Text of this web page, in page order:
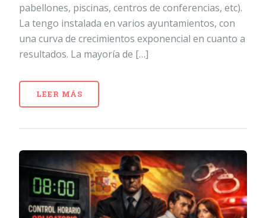
pabellones, piscinas, centros de conferencias, etc).
La tengo instalada en varios ayuntamientos, con
una curva de crecimientos exponencial en cuanto a
resultados. La mayoría de […]
LEER MÁS